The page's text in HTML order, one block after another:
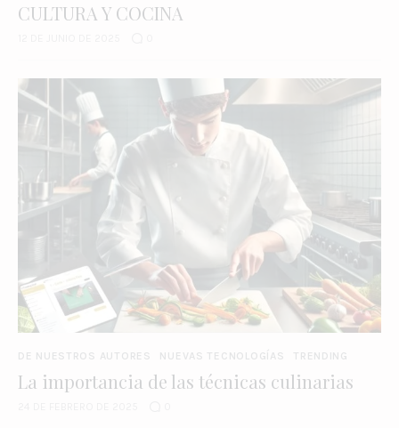
CULTURA Y COCINA
DE NUESTROS AUTORES NUEVAS TECNOLOGÍAS TRENDING
La importancia de las técnicas culinarias